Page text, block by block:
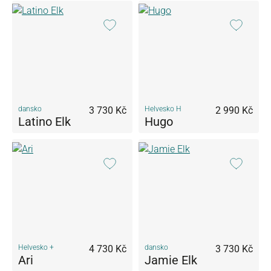
dansko
Latino Elk
3 730 Kč Helvesko H
Hugo
2 990 Kč
Helvesko +
Ari
4 730 Kč dansko
Jamie Elk
3 730 Kč